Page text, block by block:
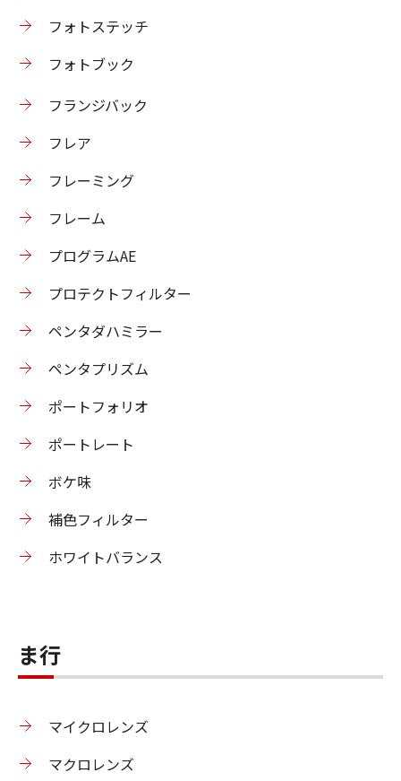
フォトステッチ
フォトブック
フランジバック
フレア
フレーミング
フレーム
プログラムAE
プロテクトフィルター
ペンタダハミラー
ペンタプリズム
ポートフォリオ
ポートレート
ボケ味
補色フィルター
ホワイトバランス
ま行
マイクロレンズ
マクロレンズ